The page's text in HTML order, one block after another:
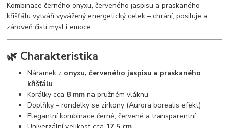
Kombinace černého onyxu, červeného jaspisu a praskaného
křišťálu vytváří vyvážený energetický celek – chrání, posiluje a
zároveň čistí mysl i emoce.
🌿 Charakteristika
Náramek z onyxu, červeného jaspisu a praskaného
křišťálu
Korálky cca 8 mm na pružném vláknu
Doplňky – rondelky se zirkony (Aurora borealis efekt)
Elegantní kombinace černé, červené a transparentní